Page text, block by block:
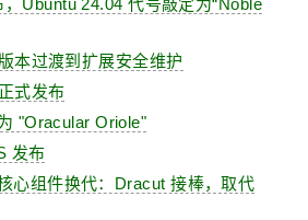
Ubuntu 24.04 代号敲定为“Noble
本过渡到扩展安全维护
式发布
"Oracular Oriole"
发布
心组件换代：Dracut 接棒，取代